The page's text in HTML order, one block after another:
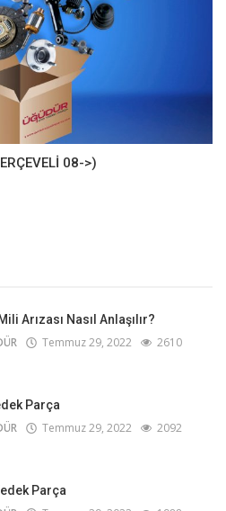
08->)
Arızası Nasıl Anlaşılır?
Temmuz 29, 2022 2610
Parça
Temmuz 29, 2022 2092
Parça